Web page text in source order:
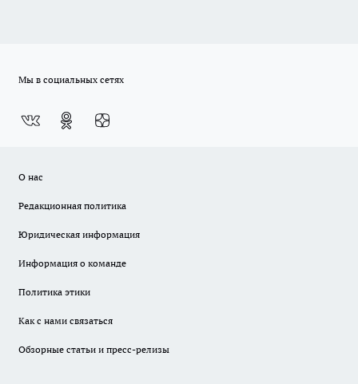
Мы в социальных сетях
О нас
Редакционная политика
Юридическая информация
Информация о команде
Политика этики
Как с нами связаться
Обзорные статьи и пресс-релизы